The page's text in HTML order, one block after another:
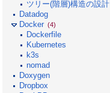
ツリー(階層)構造の設計
Datadog
Docker (4)
Dockerfile
Kubernetes
k3s
nomad
Doxygen
Dropbox